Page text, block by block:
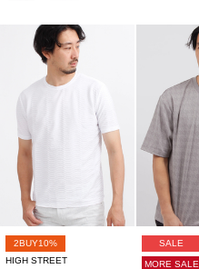
2BUY10%
HIGH STREET
SALE
MORE SALE